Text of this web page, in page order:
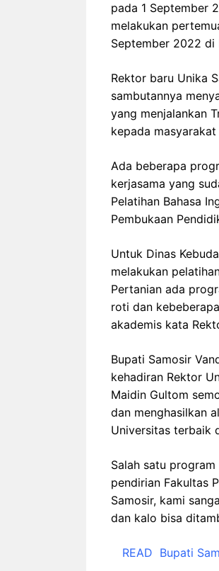
pada 1 September
melakukan
September 2022 di
Rektor baru Unika
sambutannya
yang menjalankan
kepada
Ada beberapa
kerjasama yang
Pelatihan Bahasa
Pembukaan
Untuk Dinas
melakukan
Pertanian ada
roti dan
akademis kata
Bupati Samosir
kehadiran Rektor
Maidin Gultom
dan menghasilkan
Universitas terbaik
Salah satu
pendirian Fakultas
Samosir, kami
dan kalo bisa
READ Bupati